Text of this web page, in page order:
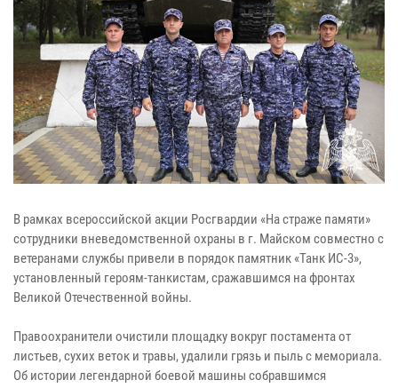
В рамках всероссийской акции Росгвардии «На страже памяти»
сотрудники вневедомственной охраны в г. Майском совместно с
ветеранами службы привели в порядок памятник «Танк ИС-3»,
установленный героям-танкистам, сражавшимся на фронтах
Великой Отечественной войны.
Правоохранители очистили площадку вокруг постамента от
листьев, сухих веток и травы, удалили грязь и пыль с мемориала.
Об истории легендарной боевой машины собравшимся